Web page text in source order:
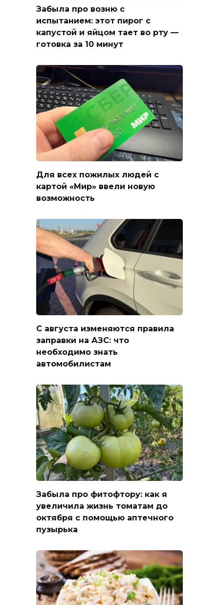
Забыла про возню с
испытанием: этот пирог с
капустой и яйцом тает во рту —
готовка за 10 минут
Для всех пожилых людей с
картой «Мир» ввели новую
возможность
С августа изменяются правила
заправки на АЗС: что
необходимо знать
автомобилистам
Забыла про фитофтору: как я
увеличила жизнь томатам до
октября с помощью аптечного
пузырька